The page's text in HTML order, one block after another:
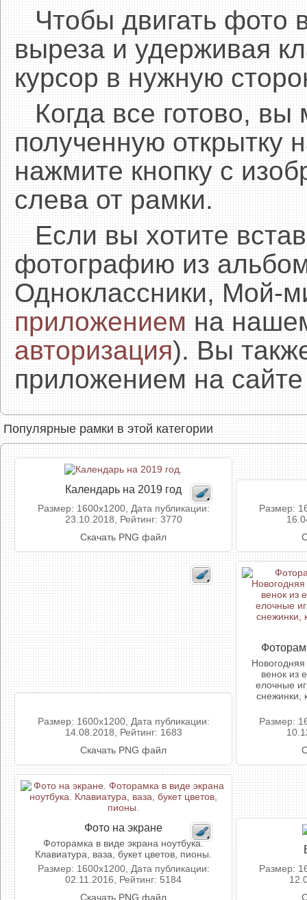
Чтобы двигать фото
выреза и удерживая
курсор в нужную
Когда все готово,
полученную открытку
нажмите кнопку с
слева от рамки.
Если вы хотите
фотографию из
Одноклассники, Мой-
приложениемна нашем
авторизация). Вы
приложением на сайте
Популярные рамки в этой категории
Календарь на 2019 год
Размер: 1600x1200, Дата публикации:
23.10.2018, Рейтинг: 3770
Скачать PNG файл
Размер:
Размер: 1600x1200, Дата публикации:
14.08.2018, Рейтинг: 1683
Скачать PNG файл
венок из
елочные
снежинки,
Размер:
Фото на экране
Фоторамка в виде экрана ноутбука.
Клавиатура, ваза, букет цветов, пионы.
Размер: 1600x1200, Дата публикации:
02.11.2016, Рейтинг: 5184
Скачать PNG файл
Размер: